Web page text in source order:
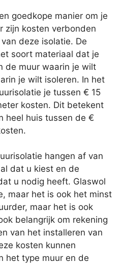
goedkope manier om je
zijn kosten verbonden
deze isolatie. De
soort materiaal dat je
de muur waarin je wilt
je wilt isoleren. In het
je tussen € 15
kosten. Dit betekent
heel huis tussen de €
hangen af van
dat u kiest en de
u nodig heeft. Glaswol
maar het is ook het minst
maar het is ook
belangrijk om rekening
van het installeren van
kosten kunnen
het type muur en de